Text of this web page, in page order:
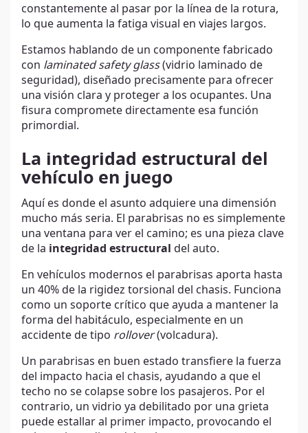
constantemente al pasar por la línea de la rotura,
lo que aumenta la fatiga visual en viajes largos.
Estamos hablando de un componente fabricado
con laminated safety glass(vidrio laminado de
seguridad), diseñado precisamente para ofrecer
una visión clara y proteger a los ocupantes. Una
fisura compromete directamente esa función
primordial.
La integridad estructural del
vehículo en juego
Aquí es donde el asunto adquiere una dimensión
mucho más seria. El parabrisas no es simplemente
una ventana para ver el camino; es una pieza clave
de la integridad estructural del auto.
En vehículos modernos el parabrisas aporta hasta
un 40% de la rigidez torsional del chasis. Funciona
como un soporte crítico que ayuda a mantener la
forma del habitáculo, especialmente en un
accidente de tipo rollover(volcadura).
Un parabrisas en buen estado transfiere la fuerza
del impacto hacia el chasis, ayudando a que el
techo no se colapse sobre los pasajeros. Por el
contrario, un vidrio ya debilitado por una grieta
puede estallar al primer impacto, provocando el